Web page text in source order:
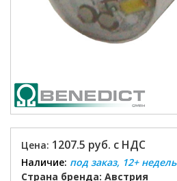
Цена: 1207.5 руб. с НДС
Наличие: под заказ, 12+ недель
Страна бренда: Австрия